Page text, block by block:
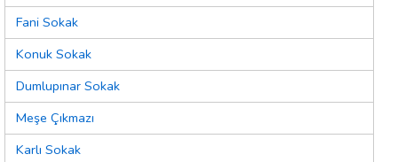
Fani Sokak
Konuk Sokak
Dumlupınar Sokak
Meşe Çıkmazı
Karlı Sokak